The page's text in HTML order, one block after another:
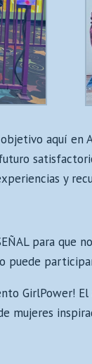
aquí en
y
para
puede
GirlPower!
mujeres